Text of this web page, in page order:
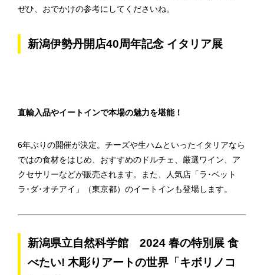
ぜひ、おでかけの参考にしてくださいね。
新潟伊勢丹開店40周年記念 イタリア展
直輸入品やイートインで本場の魅力を堪能！
6年ぶりの開催が決定。チーズや生ハムといったイタリアなら
ではの食材をはじめ、おすすめのドルチェ、厳選ワイン、ア
クセサリーなどが販売されます。また、人気店「ラ･ベット
ラ･ダ･オチアイ」（東京都）のイートインも登場します。
新潟県立自然科学館 2024 春の特別展 食
べたい! 木彫りアートの世界「キボリノコ